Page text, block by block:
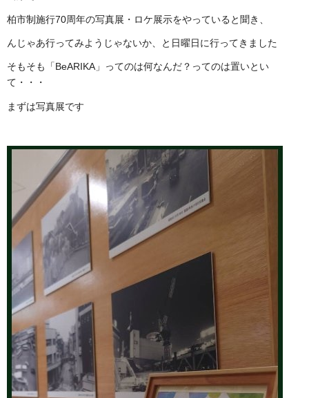
柏市制施行70周年の写真展・ロケ展示をやっていると聞き、
んじゃあ行ってみようじゃないか、と日曜日に行ってきました
そもそも「BeARIKA」ってのは何なんだ？ってのは置いとい
て・・・
まずは写真展です